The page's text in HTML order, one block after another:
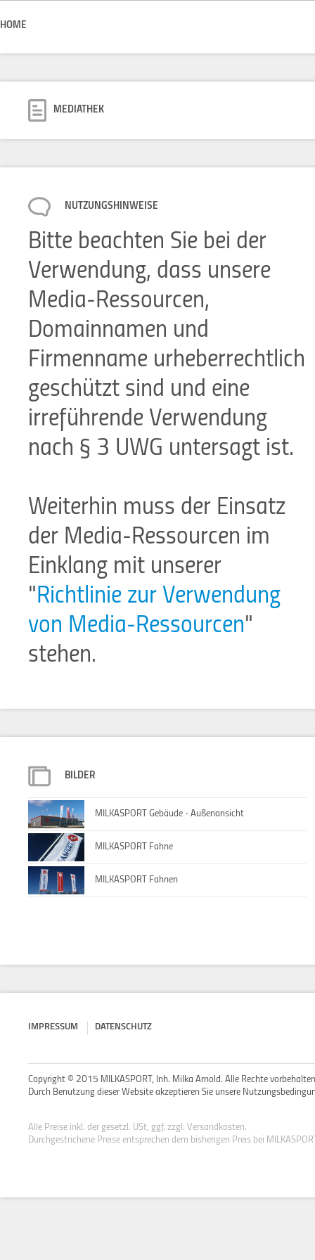
HOME
MEDIATHEK
NUTZUNGSHINWEISE
Bitte beachten Sie bei der
Verwendung, dass unsere
Media-Ressourcen,
Domainnamen und
Firmenname urheberrechtlich
geschützt sind und eine
irreführende Verwendung
nach § 3 UWG untersagt ist.
Weiterhin muss der Einsatz
der Media-Ressourcen im
Einklang mit unserer
"Richtlinie zur Verwendung
von Media-Ressourcen"
stehen.
BILDER
MILKASPORT Gebäude - Außenansicht
MILKASPORT Fahne
MILKASPORT Fahnen
IMPRESSUM DATENSCHUTZ
Copyright © 2015 MILKASPORT, Inh. Milka Arnold. Alle Rechte
Durch Benutzung dieser Website akzeptieren Sie unsere
Alle Preise inkl. der gesetzl. USt, ggf. zzgl. Versandkosten.
Durchgestrichene Preise entsprechen dem bisherigen Preis bei